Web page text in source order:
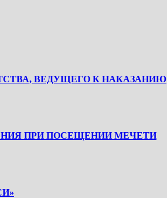
ВЕДУЩЕГО К НАКАЗАНИЮ
ПРИ ПОСЕЩЕНИИ МЕЧЕТИ